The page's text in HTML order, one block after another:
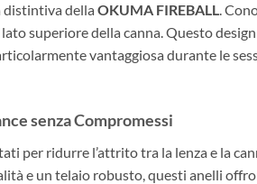
distintiva della OKUMA FIREBALL.
superiore della canna. Questo
vantaggiosa durante le
senza Compromessi
per ridurre l’attrito tra la lenza e la
e un telaio robusto, questi anelli